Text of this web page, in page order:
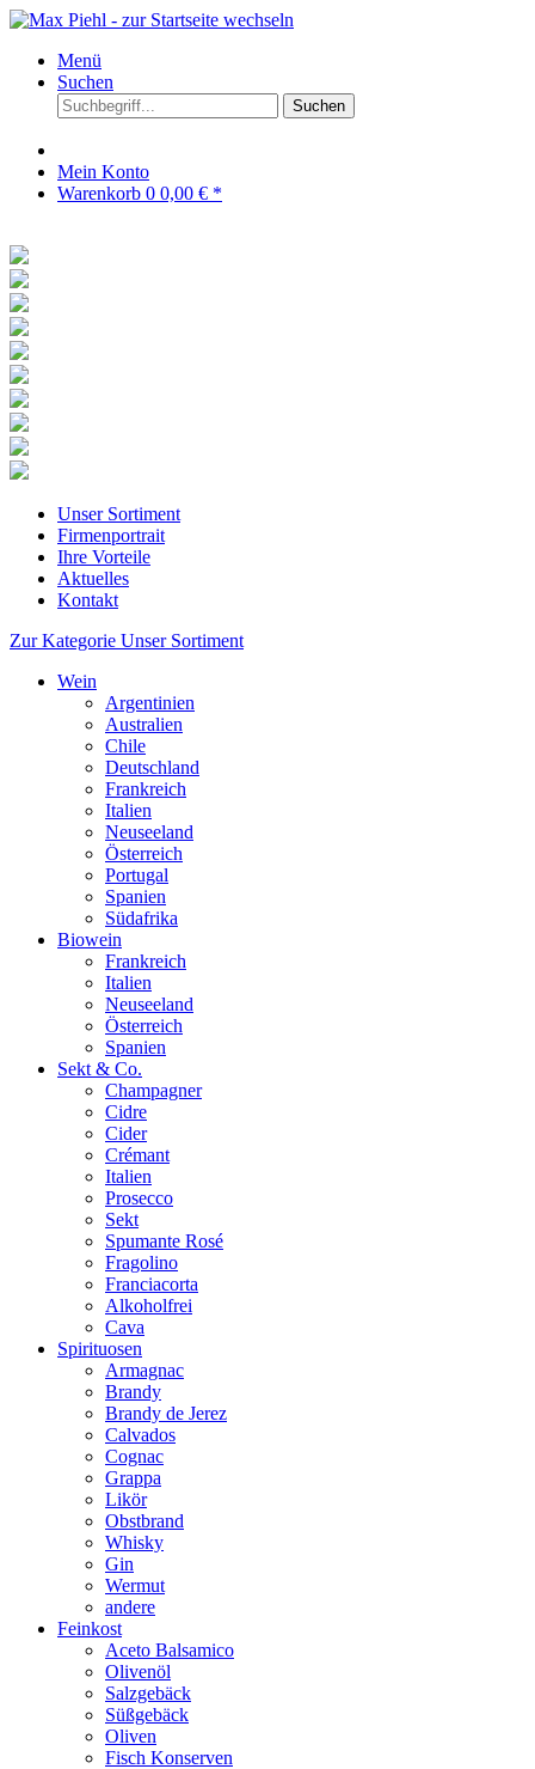
Menü
Suchen
Suchen
Mein Konto
Warenkorb 0 0,00 € *
Unser Sortiment
Firmenportrait
Ihre Vorteile
Aktuelles
Kontakt
Zur Kategorie Unser Sortiment
Wein
Argentinien
Australien
Chile
Deutschland
Frankreich
Italien
Neuseeland
Österreich
Portugal
Spanien
Südafrika
Biowein
Frankreich
Italien
Neuseeland
Österreich
Spanien
Sekt & Co.
Champagner
Cidre
Cider
Crémant
Italien
Prosecco
Sekt
Spumante Rosé
Fragolino
Franciacorta
Alkoholfrei
Cava
Spirituosen
Armagnac
Brandy
Brandy de Jerez
Calvados
Cognac
Grappa
Likör
Obstbrand
Whisky
Gin
Wermut
andere
Feinkost
Aceto Balsamico
Olivenöl
Salzgebäck
Süßgebäck
Oliven
Fisch Konserven